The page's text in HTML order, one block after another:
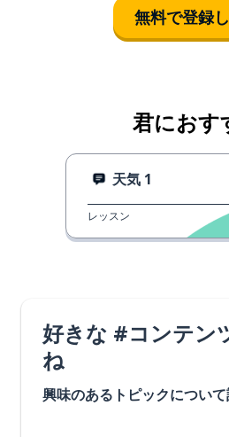
無料で登録
君におす
天気 1
レッスン
好きな #コンテン
ね
興味のあるトピックについ